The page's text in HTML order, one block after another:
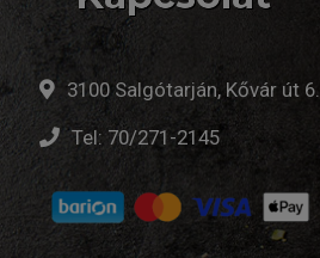
3100 Salgótarján, Kővár út 6.
Tel: 70/271-2145